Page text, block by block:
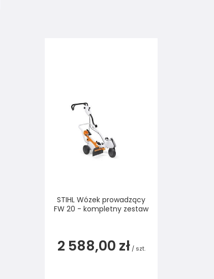
STIHL Wózek prowadzący
FW 20 - kompletny zestaw
2 588,00 zł / szt.